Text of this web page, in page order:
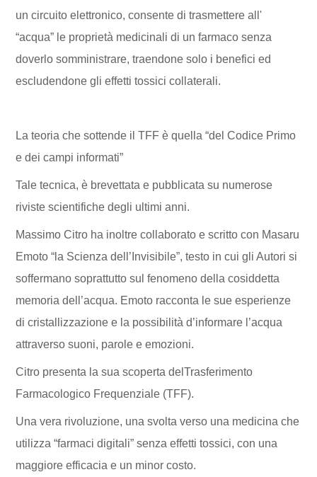
un circuito elettronico, consente di trasmettere all'
“acqua” le proprietà medicinali di un farmaco senza
doverlo somministrare, traendone solo i benefici ed
escludendone gli effetti tossici collaterali.
La teoria che sottende il TFF è quella “del Codice Primo
e dei campi informati”
Tale tecnica, è brevettata e pubblicata su numerose
riviste scientifiche degli ultimi anni.
Massimo Citro ha inoltre collaborato e scritto con Masaru
Emoto “la Scienza dell’Invisibile”, testo in cui gli Autori si
soffermano soprattutto sul fenomeno della cosiddetta
memoria dell’acqua. Emoto racconta le sue esperienze
di cristallizzazione e la possibilità d’informare l’acqua
attraverso suoni, parole e emozioni.
Citro presenta la sua scoperta delTrasferimento
Farmacologico Frequenziale (TFF).
Una vera rivoluzione, una svolta verso una medicina che
utilizza “farmaci digitali” senza effetti tossici, con una
maggiore efficacia e un minor costo.